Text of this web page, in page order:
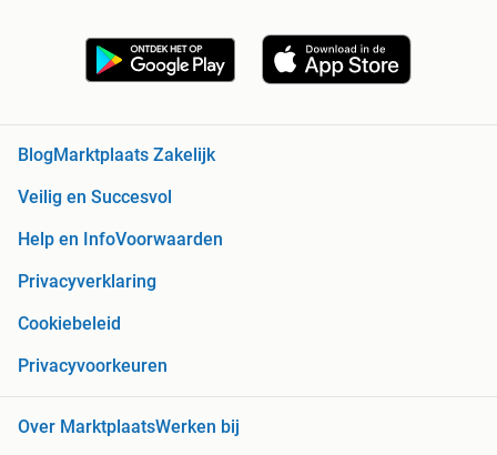
BlogMarktplaats Zakelijk
Veilig en Succesvol
Help en InfoVoorwaarden
Privacyverklaring
Cookiebeleid
Privacyvoorkeuren
Over MarktplaatsWerken bij